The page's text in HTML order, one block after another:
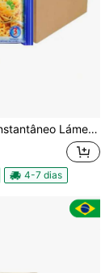
Sabor Carne 85g – Caixa com 50 Unidades
4-7 dias